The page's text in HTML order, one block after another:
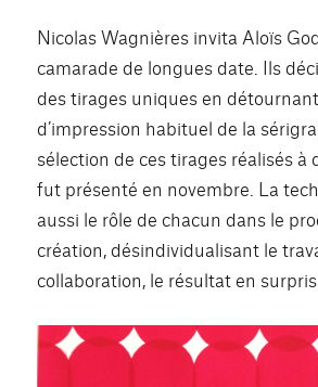
Nicolas Wagnières invita Aloïs
camarade de longues date. Ils
des tirages uniques en
d’impression habituel de la
sélection de ces tirages réalisés à
fut présenté en novembre. La
aussi le rôle de chacun dans le
création, désindividualisant le
collaboration, le résultat en surpris